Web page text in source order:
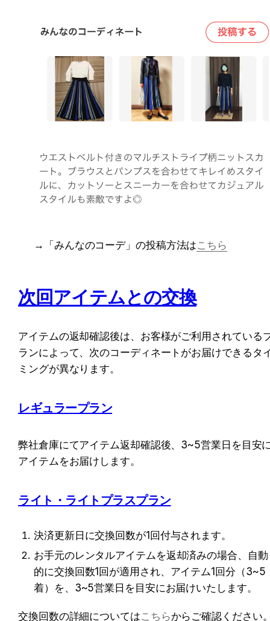
→「みんなのコーデ」の投稿方法はこちら
次回アイテムとの交換
アイテムの返却確認後は、お客様がご利用されている
ランによって、次のコーディネートがお届けできるタ
ミングが異なります。
レギュラープラン
弊社倉庫にてアイテム返却確認後、3~5営業日を目安
アイテムをお届けします。
ライト・ライトプラスプラン
決済更新日に交換回数が1回付与されます。
お手元のレンタルアイテムを返却済みの場合、自動
的に交換回数1回が適用され、アイテム1回分（3~5
着）を、3~5営業日を目安にお届けいたします。
交換回数の詳細についてはこちらからご確認ください